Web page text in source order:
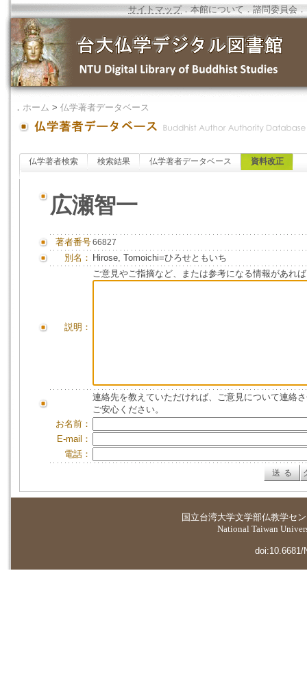
サイトマップ．本館について ．諮問委員会 ．
． ホーム > 仏学著者データベース
仏学著者検索 検索結果 仏学著者データベース 資料改正
広瀬智一
著者番号66827
別名： Hirose, Tomoichi=ひろせともいち
説明：
ご意見やご指摘など、または参考になる情報があれ
連絡先を教えていただければ、ご意見について連絡
ご安心ください。
お名前：
E-mail：
電話：
国立台湾大学文学部仏教学セ
National Taiwan
doi:10.6681/